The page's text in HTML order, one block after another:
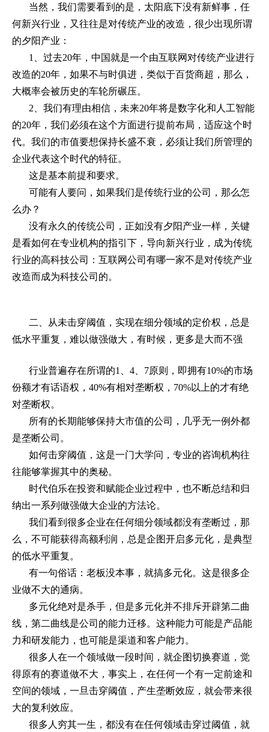
当然，我们需要看到的是，太阳底下没有新鲜事，任
何新兴行业，又往往是对传统产业的改造，很少出现所谓
的夕阳产业：
1
、过去20年，中国就是一个由互联网对传统产业进行
改造的20年，如果不与时俱进，类似于百货商超，那么，
大概率会被历史的车轮所碾压。
2 、我们有理由相信，未来20年将是数字化和人工智能
的20年，我们必须在这个方面进行提前布局，适应这个时
代。我们的市值要想保持长盛不衰，必须让我们所管理的
企业代表这个时代的特征。
这是基本前提和要求。
可能有人要问，如果我们是传统行业的公司，那么怎
么办？
没有永久的传统公司，正如没有夕阳产业一样，关键
是看如何在专业机构的指引下，导向新兴行业，成为传统
行业的高科技公司：互联网公司有哪一家不是对传统产业
改造而成为科技公司的。
二、从未击穿阈值，实现在细分领域的定价权，总是
低水平重复，难以做强做大，有时候，更多是大而不强
行业普遍存在所谓的1 4 7原则，即拥有10%的市场
份额才有话语权， 40%有相对垄断权， 70%以上的才有绝
对垄断权。
所有的长期能够保持大市值的公司，几乎无一例外都
是垄断公司。
如何击穿阈值，这是一门大学问，专业的咨询机构往
往能够掌握其中的奥秘。
时代伯乐在投资和赋能企业过程中，也不断总结和归
纳出一系列做强做大企业的方法论。
我们看到很多企业在任何细分领域都没有垄断过，那
么，不可能获得高额利润，总是企图开启多元化，是典型
的低水平重复。
有一句俗话：老板没本事，就搞多元化。这是很多企
业做不大的通病。
多元化绝对是杀手，但是多元化并不排斥开辟第二曲
线，第二曲线是公司的能力迁移。这种能力可能是产品能
力和研发能力，也可能是渠道和客户能力。
很多人在一个领域做一段时间，就企图切换赛道，觉
得原有的赛道做不大，事实上，在任何一个有一定前途和
空间的领域，一旦击穿阈值，产生垄断效应，就会带来很
大的复利效应。
很多人穷其一生，都没有在任何领域击穿过阈值，就